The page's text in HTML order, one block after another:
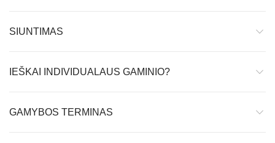
SIUNTIMAS
IEŠKAI INDIVIDUALAUS GAMINIO?
GAMYBOS TERMINAS